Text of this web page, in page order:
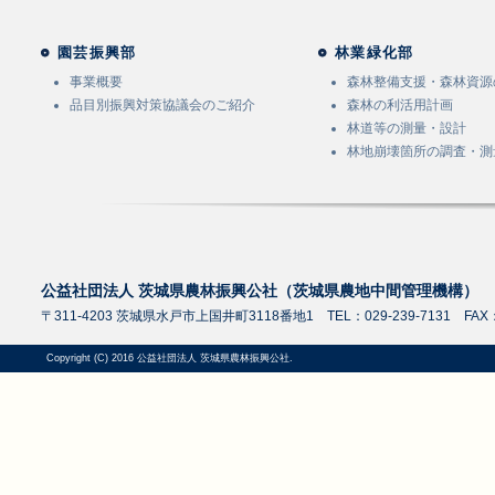
園芸振興部
事業概要
品目別振興対策協議会のご紹介
林業緑化部
森林整備支援・森林資
森林の利活用計画
林道等の測量・設計
林地崩壊箇所の調査・
公益社団法人 茨城県農林振興公社（茨城県農地中間管理機構）
〒311-4203 茨城県水戸市上国井町3118番地1 TEL：029-239-7131 FAX
Copyright (C) 2016 公益社団法人 茨城県農林振興公社.